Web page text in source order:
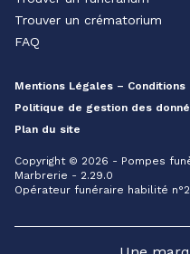
Trouver un crématorium
FAQ
Mentions Légales – Conditions
Politique de gestion des
Plan du site
Copyright © 2026 - Pompes
Marbrerie - 2.29.0
Opérateur funéraire habilité